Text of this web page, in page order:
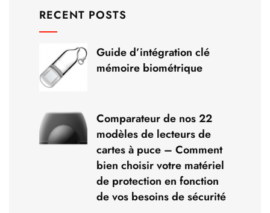
RECENT POSTS
Guide d’intégration clé
mémoire biométrique
Comparateur de nos 22
modèles de lecteurs de
cartes à puce – Comment
bien choisir votre matériel
de protection en fonction
de vos besoins de sécurité